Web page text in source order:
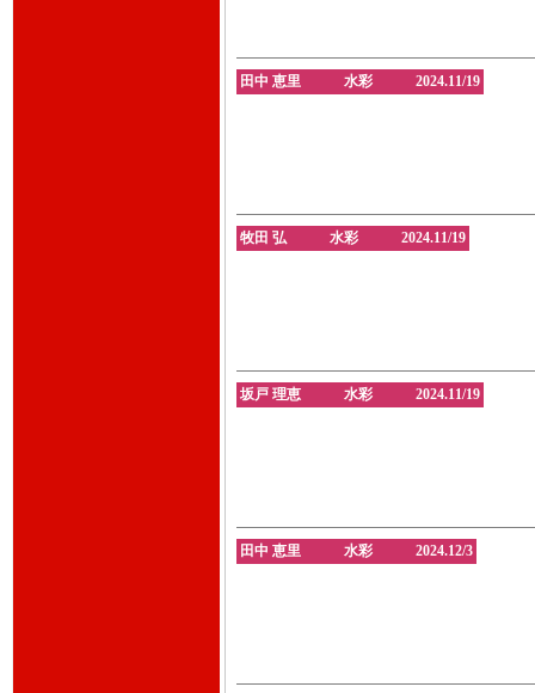
田中 恵里 水彩 2024.11/19
牧田 弘 水彩 2024.11/19
坂戸 理恵 水彩 2024.11/19
田中 恵里 水彩 2024.12/3